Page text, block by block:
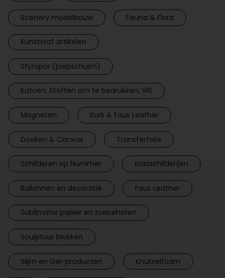
Scenery modelbouw Fauna & Flora
Kunststof artikelen
Styropor (piepschuim)
Katoen, Stoffen om te bedrukken, Vilt
Magneten Kurk & Faux Leather
Doeken & Canvas Transferfolie
Schilderen op Nummer Krasschilderijen
Ballonnen en decoratie Faux Leather
Sublimatie papier en toebehoren
Sculptuur blokken
Slijm en Gel-producten Knutselfoam